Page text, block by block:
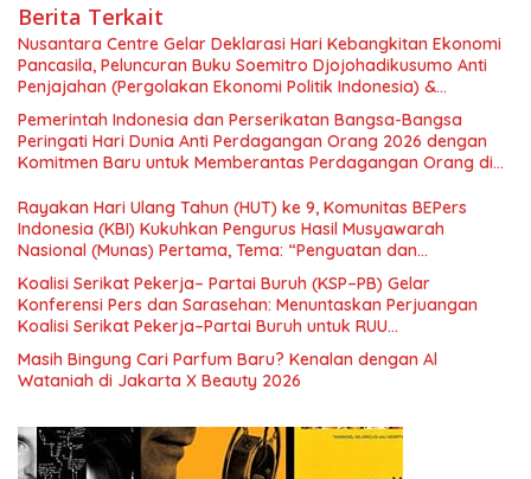
Berita Terkait
Nusantara Centre Gelar Deklarasi Hari Kebangkitan Ekonomi
Pancasila, Peluncuran Buku Soemitro Djojohadikusumo Anti
Penjajahan (Pergolakan Ekonomi Politik Indonesia) &
Simposium Nasional “Urgensi Undang-Undang Perekonomian
Nasional dan Kesejahteraan Sosial dalam Menata Bangsa
Menuju Indonesia Emas 2045”,
Pemerintah Indonesia dan Perserikatan Bangsa-Bangsa
Peringati Hari Dunia Anti Perdagangan Orang 2026 dengan
Komitmen Baru untuk Memberantas Perdagangan Orang di
Rayakan Hari Ulang Tahun (HUT) ke 9, Komunitas BEPers
Indonesia (KBI) Kukuhkan Pengurus Hasil Musyawarah
Nasional (Munas) Pertama, Tema: “Penguatan dan
Pengembangan Organisasi KBI yang Berbasis Riset di seluruh
Indonesia dan Mancanegara”.
Koalisi Serikat Pekerja– Partai Buruh (KSP–PB) Gelar
Konferensi Pers dan Sarasehan: Menuntaskan Perjuangan
Koalisi Serikat Pekerja–Partai Buruh untuk RUU
Ketenagakerjaan Baru.
Masih Bingung Cari Parfum Baru? Kenalan dengan Al
Wataniah di Jakarta X Beauty 2026